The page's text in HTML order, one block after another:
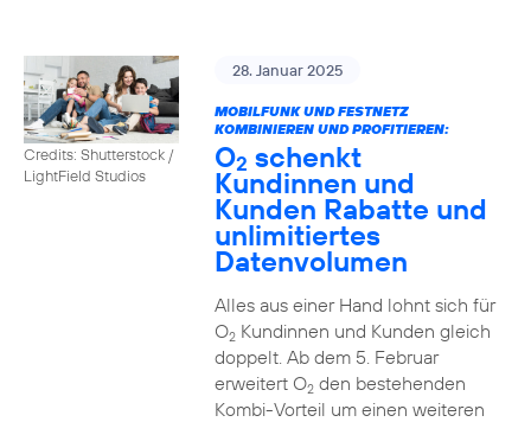
Credits: Shutterstock /
LightField Studios
28. Januar 2025
MOBILFUNK UND FESTNETZ
KOMBINIEREN UND PROFITIEREN:
O2 schenkt
Kundinnen und
Kunden Rabatte und
unlimitiertes
Datenvolumen
Alles aus einer Hand lohnt sich für
O2Kundinnen und Kunden gleich
doppelt. Ab dem 5. Februar
erweitert O2den bestehenden
Kombi-Vorteil um einen weiteren